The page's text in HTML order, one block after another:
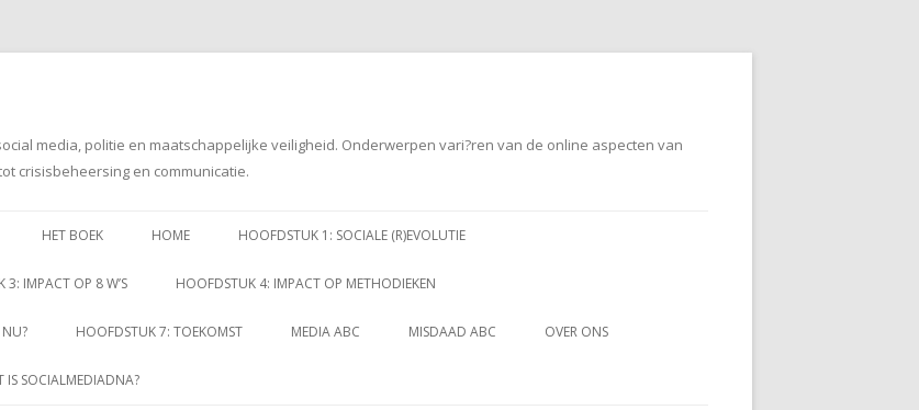
media, politie en maatschappelijke veiligheid. Onderwerpen vari?ren van de online aspecten van
crisisbeheersing en communicatie.
naar
HET BOEK HOME HOOFDSTUK 1: SOCIALE (R)EVOLUTIE
3: IMPACT OP 8 W’S HOOFDSTUK 4: IMPACT OP METHODIEKEN
HOOFDSTUK 7: TOEKOMST MEDIA ABC MISDAAD ABC OVER ONS
IS SOCIALMEDIADNA?